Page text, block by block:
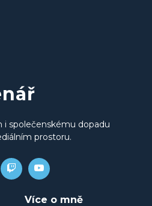
i společenskému dopadu
prostoru.
Více o mně